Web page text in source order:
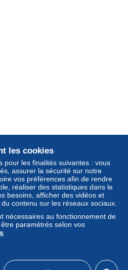
les cookies
pour les finalités suivantes : vous
assurer la sécurité sur notre
vos préférences afin de rendre
réaliser des statistiques dans le
besoins, afficher des vidéos et
contenu sur les réseaux sociaux.
nécessaires au fonctionnement de
paramétrés selon vos